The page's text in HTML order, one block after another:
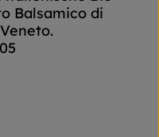
Balsamico di